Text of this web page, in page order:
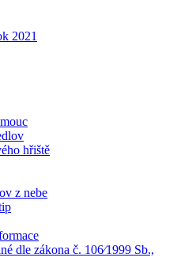
2021
hřiště
z nebe
dle zákona č. 106⁄1999 Sb.,